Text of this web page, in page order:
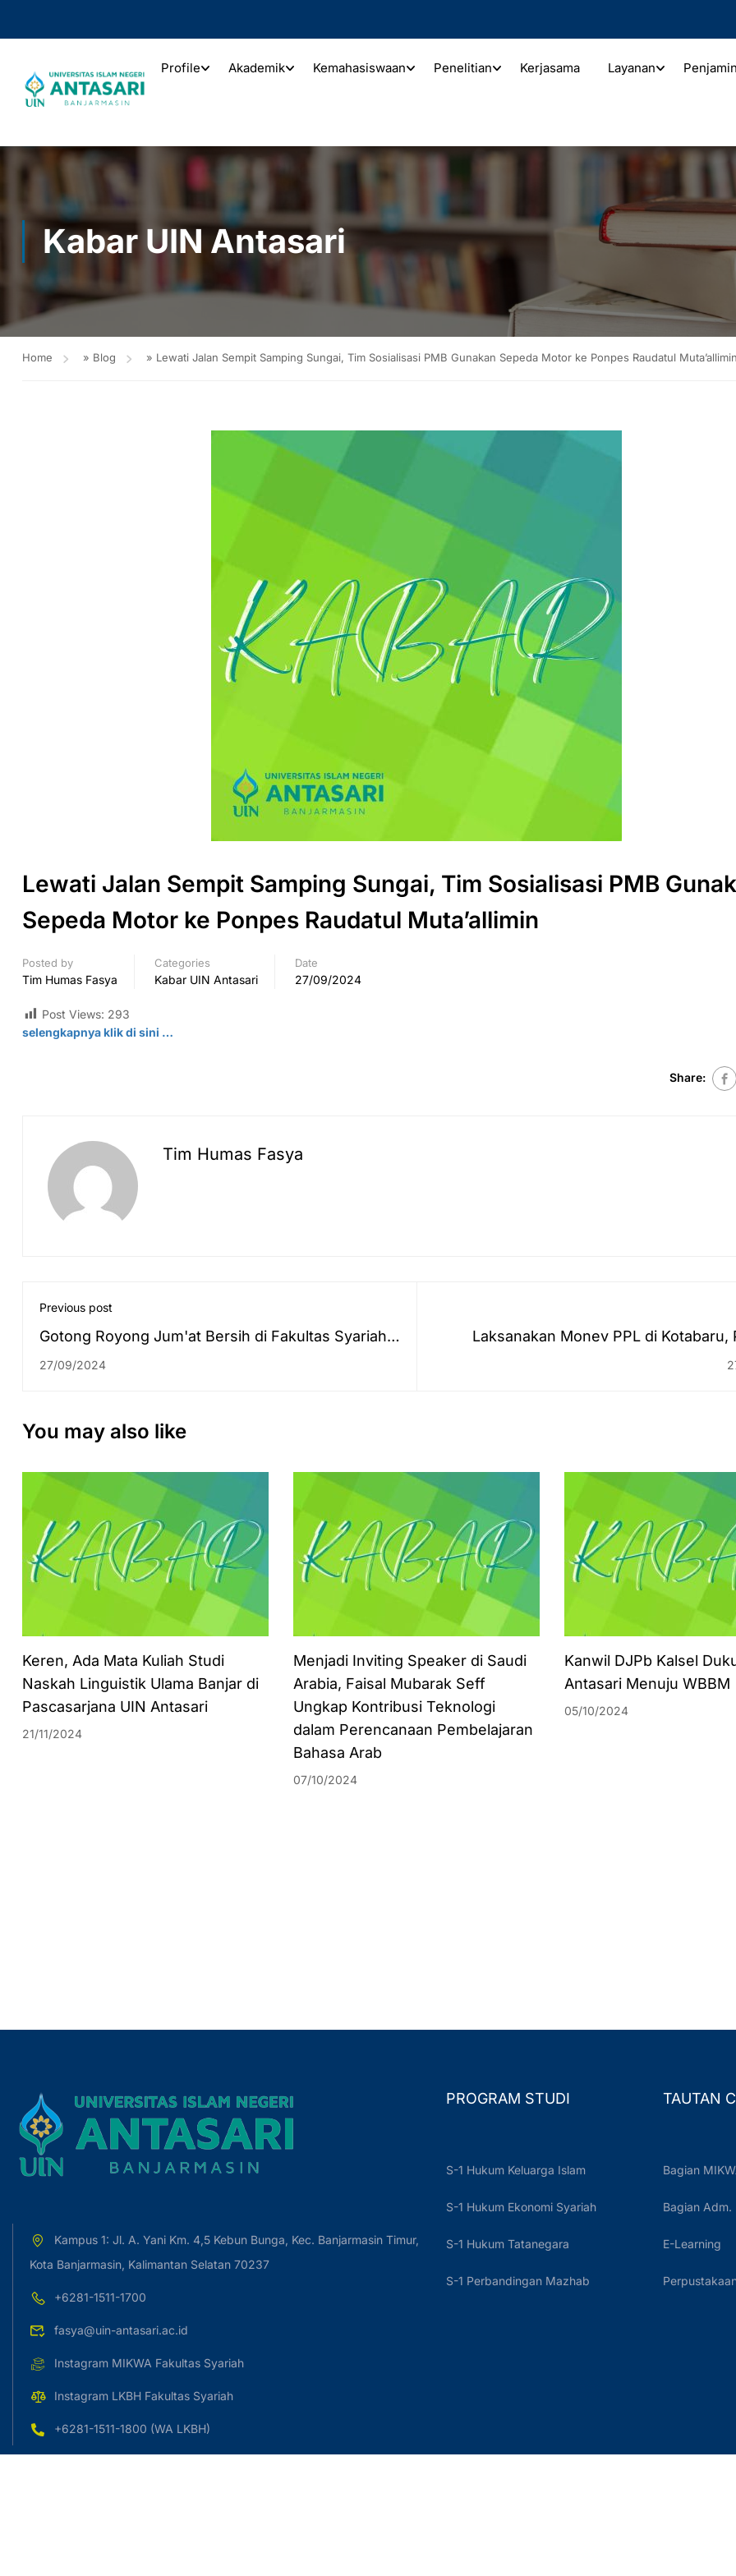
Profile Akademik Kemahasiswaan Penelitian Kerjasama Layanan
Kabar UIN Antasari
Home » Blog » Lewati Jalan Sempit Samping Sungai, Tim Sosialisasi PMB Gunakan Sepeda Motor ke Ponpes Raudatul
Lewati Jalan Sempit Samping Sungai, Tim Sosialisasi PMB
Sepeda Motor ke Ponpes Raudatul Muta’allimin
Posted by
Tim Humas Fasya
Categories
Kabar UIN Antasari
Date
27/09/2024
Post Views: 293
selengkapnya klik di sini …
Share:
Tim Humas Fasya
Previous post
Gotong Royong Jum'at Bersih di Fakultas Syariah
UIN Antasari Banjarmasin: Wujudkan Kampus
27/09/2024
Laksanakan Monev PPL di Kotabaru,
Antasari Banjarmasin disambut di
You may also like
Keren, Ada Mata Kuliah Studi
Naskah Linguistik Ulama Banjar di
Pascasarjana UIN Antasari
21/11/2024
Menjadi Inviting Speaker di Saudi
Arabia, Faisal Mubarak Seff
Ungkap Kontribusi Teknologi
dalam Perencanaan Pembelajaran
Bahasa Arab
07/10/2024
Kanwil DJPb Kalsel
Antasari Menuju WBBM
05/10/2024
Kampus 1: Jl. A. Yani Km. 4,5 Kebun Bunga, Kec. Banjarmasin Timur,
Kota Banjarmasin, Kalimantan Selatan 70237
+6281-1511-1700
fasya@uin-antasari.ac.id
Instagram MIKWA Fakultas Syariah
Instagram LKBH Fakultas Syariah
+6281-1511-1800 (WA LKBH)
PROGRAM STUDI
S-1 Hukum Keluarga Islam
S-1 Hukum Ekonomi Syariah
S-1 Hukum Tatanegara
S-1 Perbandingan Mazhab
TAUTAN
Bagian
Bagian Adm.
E-Learning